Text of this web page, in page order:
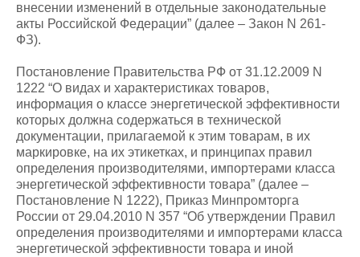
внесении изменений в отдельные законодательные
акты Российской Федерации” (далее – Закон N 261-
ФЗ).
Постановление Правительства РФ от 31.12.2009 N
1222 “О видах и характеристиках товаров,
информация о классе энергетической эффективности
которых должна содержаться в технической
документации, прилагаемой к этим товарам, в их
маркировке, на их этикетках, и принципах правил
определения производителями, импортерами класса
энергетической эффективности товара” (далее –
Постановление N 1222), Приказ Минпромторга
России от 29.04.2010 N 357 “Об утверждении Правил
определения производителями и импортерами класса
энергетической эффективности товара и иной